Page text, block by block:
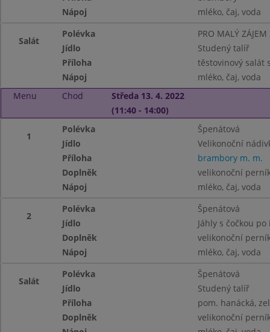
Nápoj
mléko, čaj, voda
Salát
Polévka
PRO MALÝ
Jídlo
Studený talíř
Příloha
těstovinový salát
Nápoj
mléko, čaj, voda
Menu
Chod
Středa 13. 4. 2022
(11:40 - 14:00)
1
Polévka
Špenátová
Jídlo
Velikonoční
Příloha
brambory m. m.
Doplněk
velikonoční
Nápoj
mléko, čaj, voda
2
Polévka
Špenátová
Jídlo
Jáhly s čočkou
Doplněk
velikonoční
Nápoj
mléko, čaj, voda
Salát
Polévka
Špenátová
Jídlo
Studený talíř
Příloha
pom. hanácká,
Doplněk
velikonoční